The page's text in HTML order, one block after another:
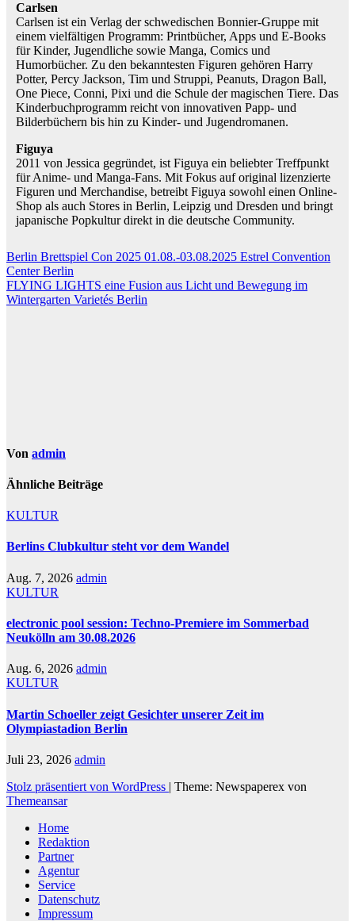
Carlsen
Carlsen ist ein Verlag der schwedischen Bonnier-Gruppe mit
einem vielfältigen Programm: Printbücher, Apps und E-Books
für Kinder, Jugendliche sowie Manga, Comics und
Humorbücher. Zu den bekanntesten Figuren gehören Harry
Potter, Percy Jackson, Tim und Struppi, Peanuts, Dragon Ball,
One Piece, Conni, Pixi und die Schule der magischen Tiere. Das
Kinderbuchprogramm reicht von innovativen Papp- und
Bilderbüchern bis hin zu Kinder- und Jugendromanen.
Figuya
2011 von Jessica gegründet, ist Figuya ein beliebter Treffpunkt
für Anime- und Manga-Fans. Mit Fokus auf original lizenzierte
Figuren und Merchandise, betreibt Figuya sowohl einen Online-
Shop als auch Stores in Berlin, Leipzig und Dresden und bringt
japanische Popkultur direkt in die deutsche Community.
Beitragsnavigation
Berlin Brettspiel Con 2025 01.08.-03.08.2025 Estrel Convention
Center Berlin
FLYING LIGHTS eine Fusion aus Licht und Bewegung im
Wintergarten Varietés Berlin
Von admin
Ähnliche Beiträge
KULTUR
Berlins Clubkultur steht vor dem Wandel
Aug. 7, 2026 admin
KULTUR
electronic pool session: Techno-Premiere im Sommerbad
Neukölln am 30.08.2026
Aug. 6, 2026 admin
KULTUR
Martin Schoeller zeigt Gesichter unserer Zeit im
Olympiastadion Berlin
Juli 23, 2026 admin
Stolz präsentiert von WordPress | Theme: Newspaperex von
Themeansar
Home
Redaktion
Partner
Agentur
Service
Datenschutz
Impressum